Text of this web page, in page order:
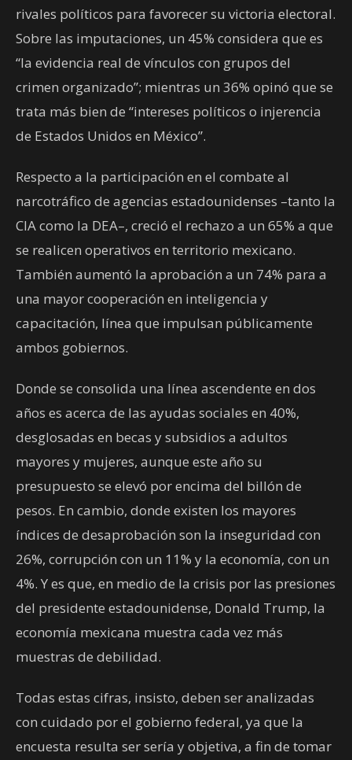
rivales políticos para favorecer su victoria electoral.
Sobre las imputaciones, un 45% considera que es
“la evidencia real de vínculos con grupos del
crimen organizado”; mientras un 36% opinó que se
trata más bien de “intereses políticos o injerencia
de Estados Unidos en México”.
Respecto a la participación en el combate al
narcotráfico de agencias estadounidenses –tanto la
CIA como la DEA–, creció el rechazo a un 65% a que
se realicen operativos en territorio mexicano.
También aumentó la aprobación a un 74% para a
una mayor cooperación en inteligencia y
capacitación, línea que impulsan públicamente
ambos gobiernos.
Donde se consolida una línea ascendente en dos
años es acerca de las ayudas sociales en 40%,
desglosadas en becas y subsidios a adultos
mayores y mujeres, aunque este año su
presupuesto se elevó por encima del billón de
pesos. En cambio, donde existen los mayores
índices de desaprobación son la inseguridad con
26%, corrupción con un 11% y la economía, con un
4%. Y es que, en medio de la crisis por las presiones
del presidente estadounidense, Donald Trump, la
economía mexicana muestra cada vez más
muestras de debilidad.
Todas estas cifras, insisto, deben ser analizadas
con cuidado por el gobierno federal, ya que la
encuesta resulta ser sería y objetiva, a fin de tomar